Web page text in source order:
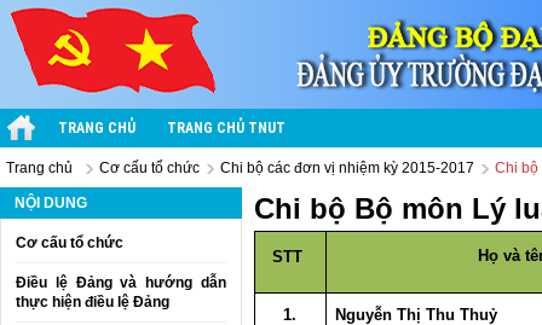
TRANG CHỦ TRANG CHỦ TNUT
Trang chủ Cơ cấu tổ chức Chi bộ các đơn vị nhiệm kỳ 2015-2017 Chi bộ
NỘI DUNG
Cơ cấu tổ chức
Điều lệ Đảng và hướng dẫn
thực hiện điều lệ Đảng
Chi bộ Bộ môn Lý
STT Họ và
1. Nguyễn Thị Thu Thuỷ